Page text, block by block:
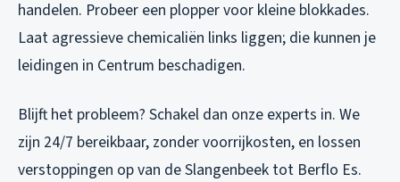
handelen. Probeer een plopper voor kleine blokkades.
Laat agressieve chemicaliën links liggen; die kunnen je
leidingen in Centrum beschadigen.
Blijft het probleem? Schakel dan onze experts in. We
zijn 24/7 bereikbaar, zonder voorrijkosten, en lossen
verstoppingen op van de Slangenbeek tot Berflo Es.